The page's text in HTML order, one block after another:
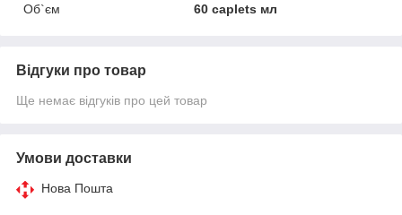
Об`єм
60 caplets мл
Відгуки про товар
Ще немає відгуків про цей товар
Умови доставки
Нова Пошта